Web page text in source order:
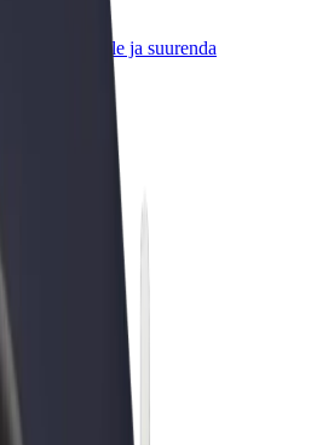
platvormile ja suurenda
OÜ